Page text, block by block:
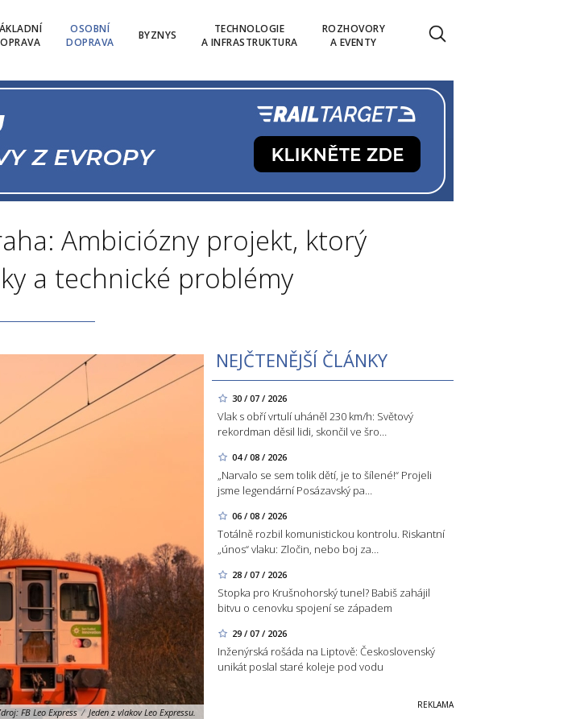
OSOBNÍ
DOPRAVA
BYZNYS
TECHNOLOGIE
A INFRASTRUKTURA
ROZHOVORY
A EVENTY
Ambiciózny projekt, ktorý
a technické problémy
NEJČTENĚJŠÍ ČLÁNKY
30 / 07 / 2026
Vlak s obří vrtulí uháněl 230 km/h: Světový
rekordman děsil lidi, skončil ve šro…
04 / 08 / 2026
„Narvalo se sem tolik dětí, je to šílené!“ Projeli
jsme legendární Posázavský pa…
06 / 08 / 2026
Totálně rozbil komunistickou kontrolu. Riskantní
„únos“ vlaku: Zločin, nebo boj za…
28 / 07 / 2026
Stopka pro Krušnohorský tunel? Babiš zahájil
bitvu o cenovku spojení se západem
29 / 07 / 2026
Inženýrská rošáda na Liptově: Československý
unikát poslal staré koleje pod vodu
FB Leo Express / Jeden z vlakov Leo Expressu.